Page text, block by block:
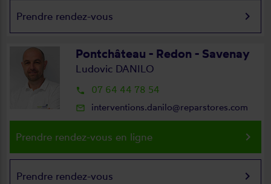
Prendre rendez-vous keyboard_arrow_right
Pontchâteau - Redon - Savenay
Ludovic DANILO
local_phone 07 64 44 78 54
mail_outline interventions.danilo@reparstores.com
Prendre rendez-vous en ligne keyboard_arrow_right
Prendre rendez-vous keyboard_arrow_right